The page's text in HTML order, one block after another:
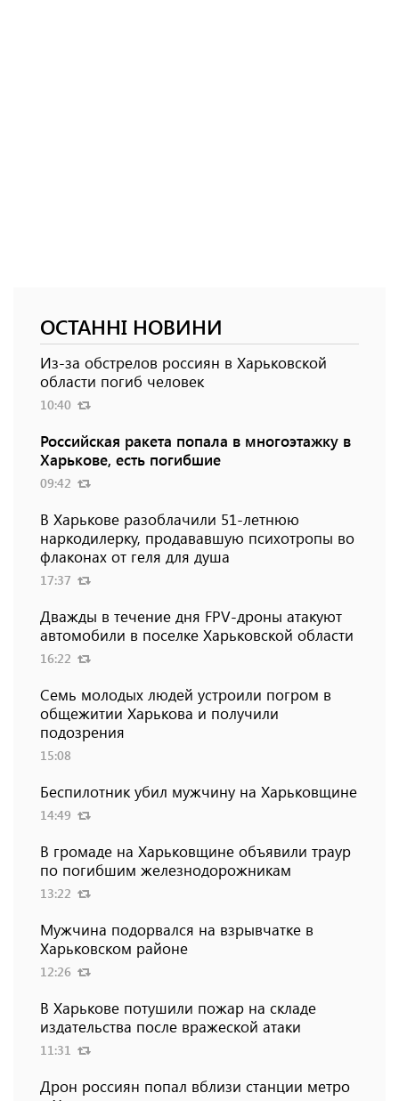
ОСТАННІ НОВИНИ
Из-за обстрелов россиян в Харьковской
области погиб человек
10:40
Российская ракета попала в многоэтажку в
Харькове, есть погибшие
09:42
В Харькове разоблачили 51-летнюю
наркодилерку, продававшую психотропы во
флаконах от геля для душа
17:37
Дважды в течение дня FPV-дроны атакуют
автомобили в поселке Харьковской области
16:22
Семь молодых людей устроили погром в
общежитии Харькова и получили
подозрения
15:08
Беспилотник убил мужчину на Харьковщине
14:49
В громаде на Харьковщине объявили траур
по погибшим железнодорожникам
13:22
Мужчина подорвался на взрывчатке в
Харьковском районе
12:26
В Харькове потушили пожар на складе
издательства после вражеской атаки
11:31
Дрон россиян попал вблизи станции метро